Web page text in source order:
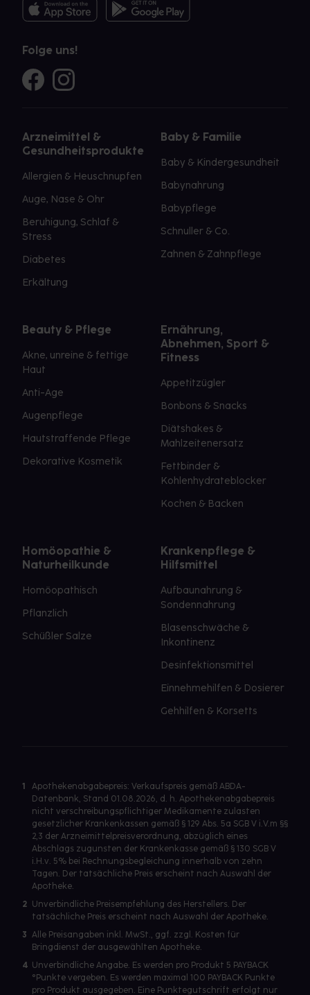
Folge uns!
Arzneimittel &
Gesundheitsprodukte
Allergien & Heuschnupfen
Auge, Nase & Ohr
Beruhigung, Schlaf &
Stress
Diabetes
Erkältung
Baby & Familie
Baby & Kindergesundheit
Babynahrung
Babypflege
Schnuller & Co.
Zahnen & Zahnpflege
Beauty & Pflege
Akne, unreine & fettige
Haut
Anti-Age
Augenpflege
Hautstraffende Pflege
Dekorative Kosmetik
Ernährung,
Abnehmen, Sport &
Fitness
Appetitzügler
Bonbons & Snacks
Diätshakes &
Mahlzeitenersatz
Fettbinder &
Kohlenhydrateblocker
Kochen & Backen
Homöopathie &
Naturheilkunde
Homöopathisch
Pflanzlich
Schüßler Salze
Krankenpflege &
Hilfsmittel
Aufbaunahrung &
Sondennahrung
Blasenschwäche &
Inkontinenz
Desinfektionsmittel
Einnehmehilfen & Dosierer
Gehhilfen & Korsetts
1
Apothekenabgabepreis: Verkaufspreis gemäß ABDA-
Datenbank, Stand 01.08.2026, d. h. Apothekenabgabepreis
nicht verschreibungspflichtiger Medikamente zulasten
gesetzlicher Krankenkassen gemäß § 129 Abs. 5a SGB V i.V.m §§
2,3 der Arzneimittelpreisverordnung, abzüglich eines
Abschlags zugunsten der Krankenkasse gemäß § 130 SGB V
i.H.v. 5% bei Rechnungsbegleichung innerhalb von zehn
Tagen. Der tatsächliche Preis erscheint nach Auswahl der
Apotheke.
2 Unverbindliche Preisempfehlung des Herstellers. Der
tatsächliche Preis erscheint nach Auswahl der Apotheke.
3 Alle Preisangaben inkl. MwSt., ggf. zzgl. Kosten für
Bringdienst der ausgewählten Apotheke.
4 Unverbindliche Angabe. Es werden pro Produkt 5 PAYBACK
°Punkte vergeben. Es werden maximal 100 PAYBACK Punkte
pro Produkt ausgegeben. Eine Punktegutschrift erfolgt nur